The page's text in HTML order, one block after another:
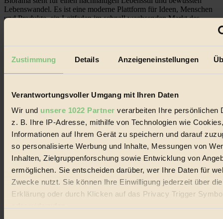
Zustimmung Details Anzeigeneinstellungen
Verantwortungsvoller Umgang mit Ihren Daten
Wir und unsere 1022 Partner verarbeiten Ihre persönlichen
z. B. Ihre IP-Adresse, mithilfe von Technologien wie
Informationen auf Ihrem Gerät zu speichern und darauf
so personalisierte Werbung und Inhalte, Messungen von
Inhalten, Zielgruppenforschung sowie Entwicklung von
ermöglichen. Sie entscheiden darüber, wer Ihre Daten für
Zwecke nutzt. Sie können Ihre Einwilligung jederzeit über
Erklärung oder durch Klicken auf das Privacy Trigger
Lebenswandel. Es ist eine moderne Plattform für Ideen, Menschen
und Produkte, ein Leitfaden im schnell wachsenden Markt des
22.601 Fans auf Facebook
Nachhaltigkeit
Vegan